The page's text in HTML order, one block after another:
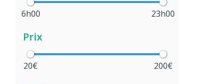
6h00 23h00
Prix
20€ 200€